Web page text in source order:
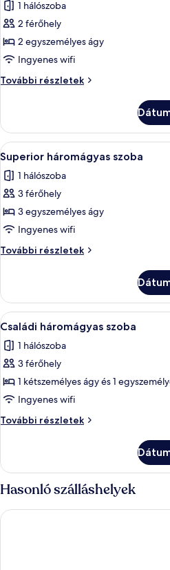
szoba
összes
képének
megtekintése:
Superior
szoba
külön
ággyal
1 hálószoba
2 férőhely
2 egyszemélyes ágy
Ingyenes wifi
További részletek
Superior
ággyal
további
részletei
A
következő
szoba
összes
képének
megtekintése:
Superior
háromágyas
1
Superior háromágyas szoba
1 hálószoba
3 férőhely
3 egyszemélyes ágy
Ingyenes wifi
További részletek
Superior
részletei
A
következő
szoba
összes
képének
megtekintése:
Családi
háromágyas
1
Családi háromágyas szoba
1 hálószoba
3 férőhely
1 kétszemélyes ágy és 1
Ingyenes wifi
További részletek
Családi
részletei
Hasonló szálláshelyek
Hotel Prime Inn